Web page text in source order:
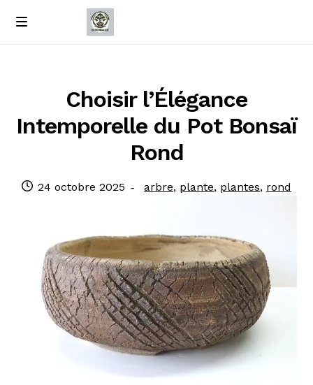
Passer
Passer
M
À propos de nous
Contact
Choisir l’Élégance
Intemporelle du Pot Bonsaï
Rond
Publié
24 octobre 2025
Catégories
arbre, plante, plantes, rond